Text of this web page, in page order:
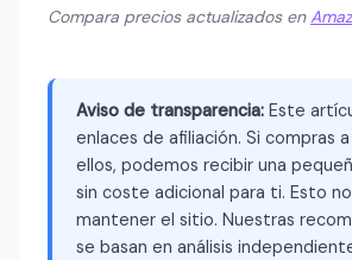
Compara precios actualizados en
Aviso de transparencia: Este
enlaces de afiliación. Si compras
ellos, podemos recibir una
sin coste adicional para ti. Esto
mantener el sitio. Nuestras
se basan en análisis